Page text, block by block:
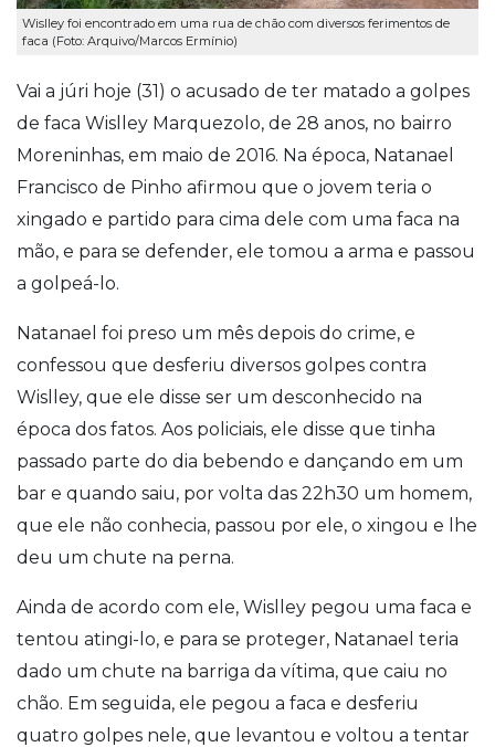
Wislley foi encontrado em uma rua de chão com diversos ferimentos de
faca (Foto: Arquivo/Marcos Ermínio)
Vai a júri hoje (31) o acusado de ter matado a golpes
de faca Wislley Marquezolo, de 28 anos, no bairro
Moreninhas, em maio de 2016. Na época, Natanael
Francisco de Pinho afirmou que o jovem teria o
xingado e partido para cima dele com uma faca na
mão, e para se defender, ele tomou a arma e passou
a golpeá-lo.
Natanael foi preso um mês depois do crime, e
confessou que desferiu diversos golpes contra
Wislley, que ele disse ser um desconhecido na
época dos fatos. Aos policiais, ele disse que tinha
passado parte do dia bebendo e dançando em um
bar e quando saiu, por volta das 22h30 um homem,
que ele não conhecia, passou por ele, o xingou e lhe
deu um chute na perna.
Ainda de acordo com ele, Wislley pegou uma faca e
tentou atingi-lo, e para se proteger, Natanael teria
dado um chute na barriga da vítima, que caiu no
chão. Em seguida, ele pegou a faca e desferiu
quatro golpes nele, que levantou e voltou a tentar